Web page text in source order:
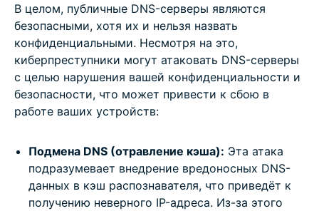
В целом, публичные DNS-серверы являются
безопасными, хотя их и нельзя назвать
конфиденциальными. Несмотря на это,
киберпреступники могут атаковать DNS-серверы
с целью нарушения вашей конфиденциальности и
безопасности, что может привести к сбою в
работе ваших устройств:
Подмена DNS (отравление кэша): Эта атака
подразумевает внедрение вредоносных DNS-
данных в кэш распознавателя, что приведёт к
получению неверного IP-адреса. Из-за этого